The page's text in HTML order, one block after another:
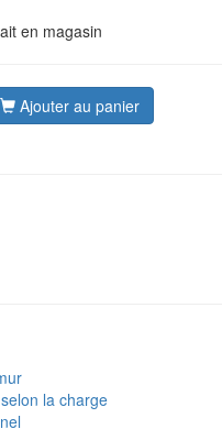
en magasin
Ajouter au panier
la charge